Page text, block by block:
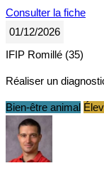
Consulter la fiche
01/12/2026
IFIP Romillé (35)
Réaliser un
Bien-être animal